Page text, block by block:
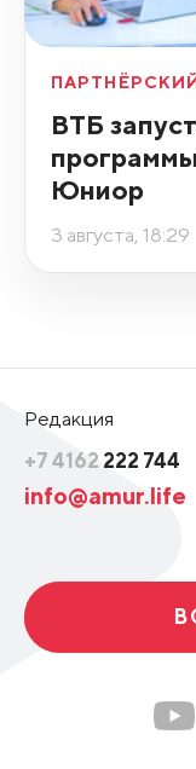
ВТБ
Юниор
3 августа, 18:29
Редакция
+7 4162 222 744
info@amur.life